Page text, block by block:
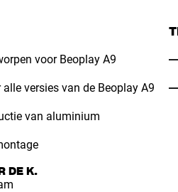
voor Beoplay A9
versies van de Beoplay A9
van aluminium
DE K.